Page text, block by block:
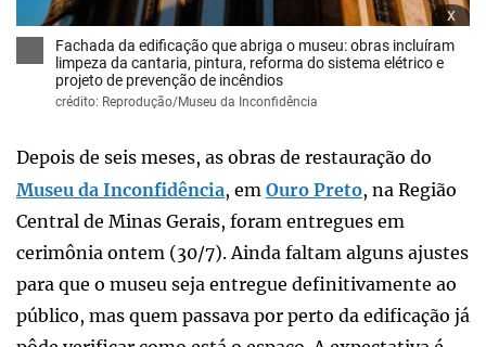
x
Fachada da edificação que abriga o museu: obras incluíram
limpeza da cantaria, pintura, reforma do sistema elétrico e
projeto de prevenção de incêndios
crédito: Reprodução/Museu da Inconfidência
Depois de seis meses, as obras de restauração do
Museu da Inconfidência, em Ouro Preto, na Região
Central de Minas Gerais, foram entregues em
cerimônia ontem (30/7). Ainda faltam alguns ajustes
para que o museu seja entregue definitivamente ao
público, mas quem passava por perto da edificação já